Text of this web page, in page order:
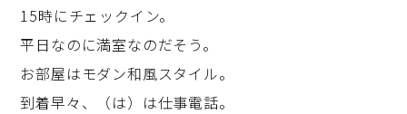
15時にチェックイン。
平日なのに満室なのだそう。
お部屋はモダン和風スタイル。
到着早々、（は）は仕事電話。